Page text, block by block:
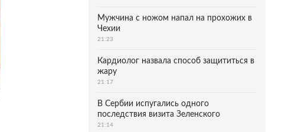
Мужчина с ножом напал на прохожих в
Чехии
21:23
Кардиолог назвала способ защититься в
жару
21:17
В Сербии испугались одного
последствия визита Зеленского
21:14